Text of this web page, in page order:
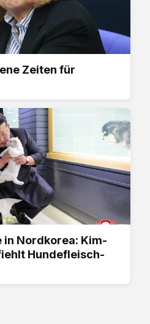
Zeiten für
in Nordkorea: Kim-
Hundefleisch-